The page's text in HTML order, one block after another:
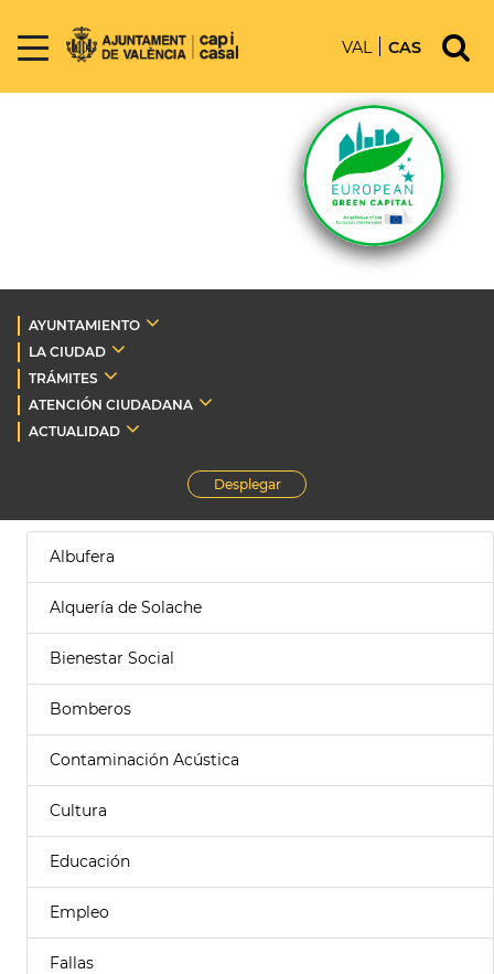
VAL CAS
AYUNTAMIENTO
LA CIUDAD
TRÁMITES
ATENCIÓN CIUDADANA
ACTUALIDAD
Desplegar
Albufera
Alquería de Solache
Bienestar Social
Bomberos
Contaminación Acústica
Cultura
Educación
Empleo
Fallas